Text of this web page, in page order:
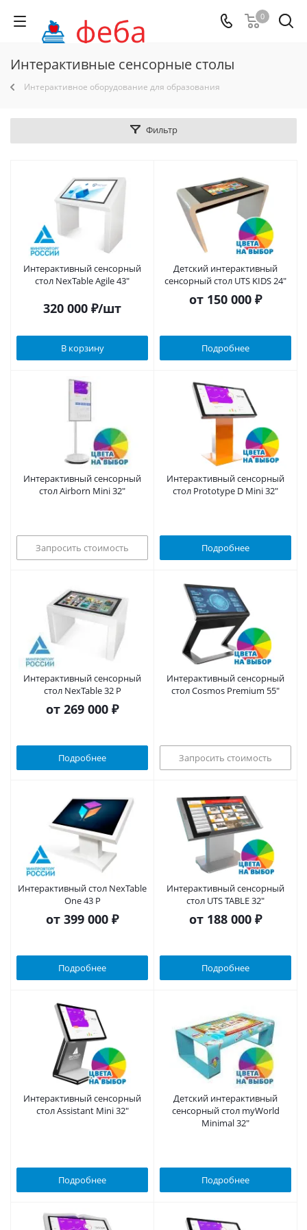
0
Интерактивные сенсорные столы
Интерактивное оборудование для образования
Фильтр
Интерактивный сенсорный
стол NexTable Agile 43"
320 000 ₽/шт
В корзину
Детский интерактивный
сенсорный стол UTS KIDS 24"
от 150 000 ₽
Подробнее
Интерактивный сенсорный
стол Airborn Mini 32"
Запросить стоимость
Интерактивный сенсорный
стол Prototype D Mini 32"
Подробнее
Интерактивный сенсорный
стол NexTable 32 P
от 269 000 ₽
Подробнее
Интерактивный сенсорный
стол Cosmos Premium 55"
Запросить стоимость
Интерактивный стол NexTable
One 43 P
от 399 000 ₽
Подробнее
Интерактивный сенсорный
стол UTS TABLE 32"
от 188 000 ₽
Подробнее
Интерактивный сенсорный
стол Assistant Mini 32"
Подробнее
Детский интерактивный
сенсорный стол myWorld
Minimal 32"
Подробнее